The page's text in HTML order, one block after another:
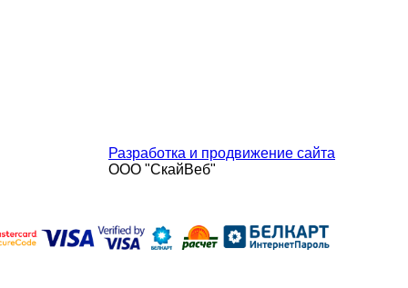
Разработка и продвижение сайта
ООО "СкайВеб"